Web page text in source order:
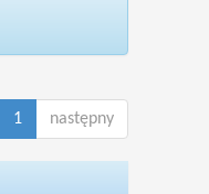
1 następny